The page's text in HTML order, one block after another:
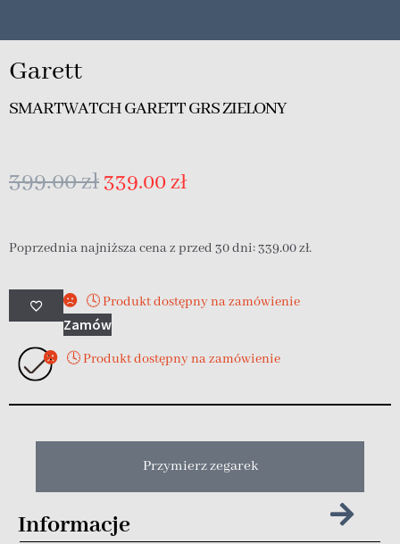
Garett
SMARTWATCH GARETT GRS ZIELONY
399.00zł339.00zł
Poprzednia najniższa cena z przed 30 dni:339.00zł.
🕓 Produkt dostępny na zamówienie
Zamów
🕓 Produkt dostępny na zamówienie
Przymierz zegarek
Informacje